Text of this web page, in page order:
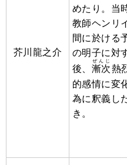
芥川龍之介
めたり。当
教師ヘンリ
間に於ける
の明子に対
後、 漸次
ぜんじ
熱
的感情に変
為に釈義し
き。